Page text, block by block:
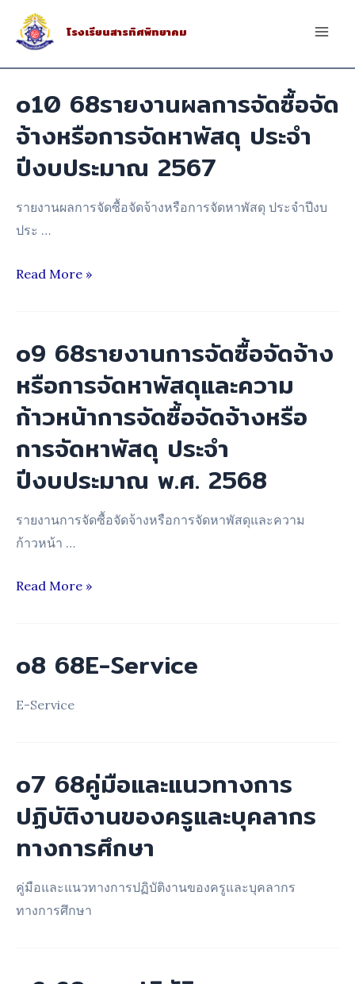
โรงเรียนสารทิศพิทยาคม
o10 68รายงานผลการจัดซื้อจัด
จ้างหรือการจัดหาพัสดุ ประจำ
ปีงบประมาณ 2567
รายงานผลการจัดซื้อจัดจ้างหรือการจัดหาพัสดุ ประจำปีงบ
ประ …
o10
การ
จัด
ซื้อ
จัด
หรือ
การ
พัสดุ
ประจำ
2567
Read More »
o9 68รายงานการจัดซื้อจัดจ้าง
หรือการจัดหาพัสดุและความ
ก้าวหน้าการจัดซื้อจัดจ้างหรือ
การจัดหาพัสดุ ประจำ
ปีงบประมาณ พ.ศ. 2568
รายงานการจัดซื้อจัดจ้างหรือการจัดหาพัสดุและความ
ก้าวหน้า …
o9
ซื้อ
จัด
จัดหา
พัสดุ
ความ
ก้าวหน้า
การ
Read More »
o8 68E-Service
E-Service
o7 68คู่มือและแนวทางการ
ปฏิบัติงานของครูและบุคลากร
ทางการศึกษา
คู่มือและแนวทางการปฏิบัติงานของครูและบุคลากร
ทางการศึกษา